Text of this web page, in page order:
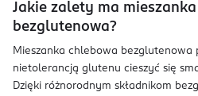
Jakie zalety ma
bezglutenowa?
Mieszanka chlebowa bezglutenowa
nietolerancją glutenu cieszyć się
Dzięki różnorodnym składnikom